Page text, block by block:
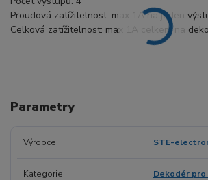
Proudová zatížitelnost: max 1A na jeden
Celková zatížitelnost: max 1A celkem na
Parametry
Výrobce STE-
Kategorie Dekodér pro